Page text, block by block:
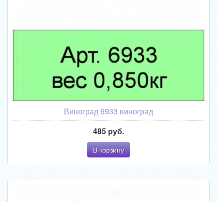
Виноград 6933 виноград
485 руб.
В корзину